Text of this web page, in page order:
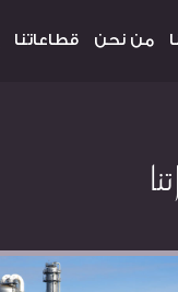
قطاعاتنا من نحن